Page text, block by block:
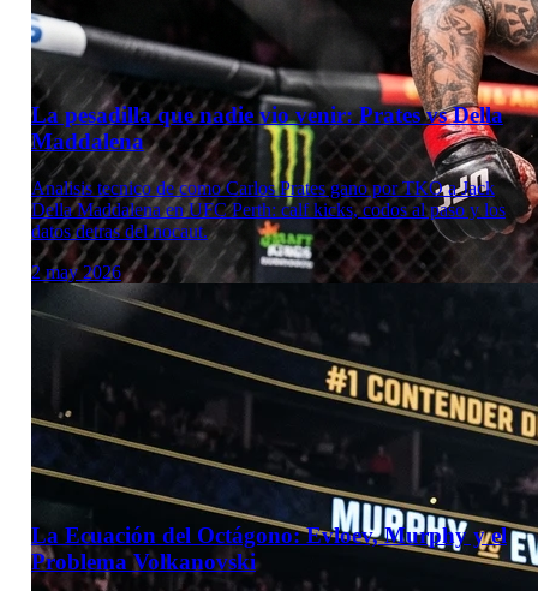
Laboratorio Técnico
La pesadilla que nadie vio venir: Prates vs Della
Maddalena
Analisis tecnico de como Carlos Prates gano por TKO a Jack
Della Maddalena en UFC Perth: calf kicks, codos al paso y los
datos detras del nocaut.
2 may 2026
La Ecuación del Octágono: Evloev, Murphy y el
Problema Volkanovski